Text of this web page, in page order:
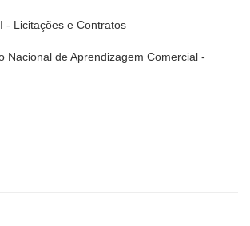
- Licitações e Contratos
Nacional de Aprendizagem Comercial -